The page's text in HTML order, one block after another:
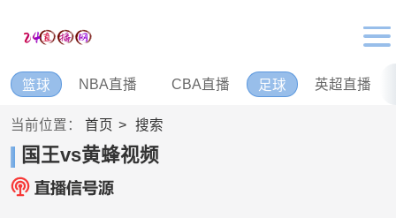
篮球 NBA直播 CBA直播 足球 英超直播
当前位置： 首页 搜索
国王vs黄蜂视频